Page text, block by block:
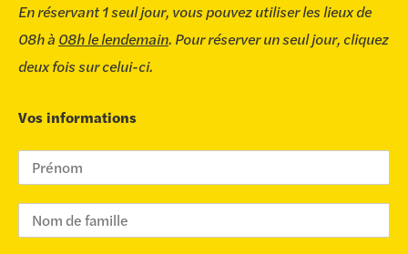
En réservant 1 seul jour, vous pouvez utiliser les lieux de
08h à 08h le lendemain. Pour réserver un seul jour, cliquez
deux fois sur celui-ci.
Vos informations